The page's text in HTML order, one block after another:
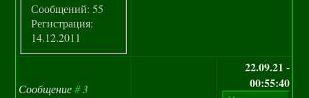
Сообщений: 55
Регистрация:
14.12.2011
Сообщение#3
22.09.21 -
00:55:40